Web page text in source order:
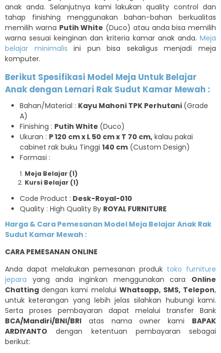
anak anda. Selanjutnya kami lakukan quality control dan
tahap finishing menggunakan bahan-bahan berkualitas
memilih warna Putih White (Duco) atau anda bisa memilih
warna sesuai keinginan dan kriteria kamar anak anda. Meja
belajar minimalis ini pun bisa sekaligus menjadi meja
komputer.
Berikut Spesifikasi Model Meja Untuk Belajar
Anak dengan Lemari Rak Sudut Kamar Mewah :
Bahan/Material : Kayu Mahoni TPK Perhutani (Grade
A)
Finishing : Putih White (Duco)
Ukuran : P 120 cm x L 50 cm x T 70 cm, kalau pakai
cabinet rak buku Tinggi 140 cm (Custom Design)
Formasi :
Meja Belajar (1)
Kursi Belajar (1)
Code Product : Desk-Royal-010
Quality : High Quality By ROYAL FURNITURE
Harga & Cara Pemesanan Model Meja Belajar Anak Rak
Sudut Kamar Mewah :
CARA PEMESANAN ONLINE
Anda dapat melakukan pemesanan produk toko furniture
jepara yang anda inginkan menggunakan cara Online
Chattingdengan kami melalui Whatsapp, SMS, Telepon,
untuk keterangan yang lebih jelas silahkan hubungi kami.
Serta proses pembayaran dapat melalui transfer Bank
BCA/Mandiri/BNI/BRI atas nama owner kami BAPAK
ARDIYANTO dengan ketentuan pembayaran sebagai
berikut: